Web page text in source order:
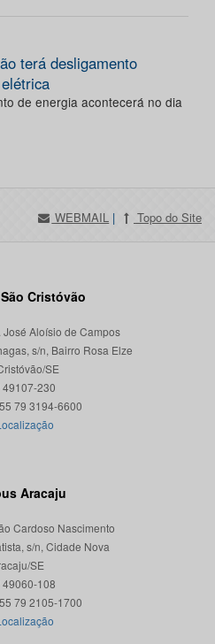
terá desligamento
de energia acontecerá no dia
WEBMAIL | Topo do Site
Cristóvão
José Aloísio de Campos
s/n, Bairro Rosa Elze
SE
49107-230
Aracaju
Cardoso Nascimento
s/n, Cidade Nova
SE
49060-108